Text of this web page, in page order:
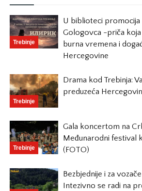
Trebinje
U biblioteci promocija
Gologovca -priča
burna vremena i
Hercegovine
Trebinje
Drama kod Trebinja:
preduzeća
Trebinje
Gala koncertom na
Međunarodni festival
(FOTO)
Bezbjednije i za
Intezivno se radi na